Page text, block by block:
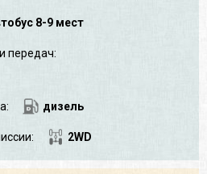
8-9 мест
передач:
дизель
2WD